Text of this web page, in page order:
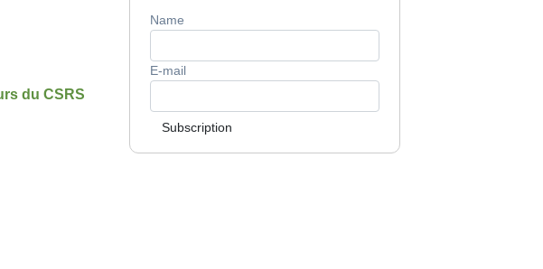
du CSRS
Name
E-mail
Subscription